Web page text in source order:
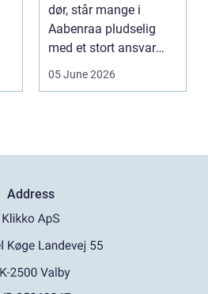
dør, står mange i
Aabenraa pludselig
med et stort ansvar
midt i sorgen.
05 June 2026
Address